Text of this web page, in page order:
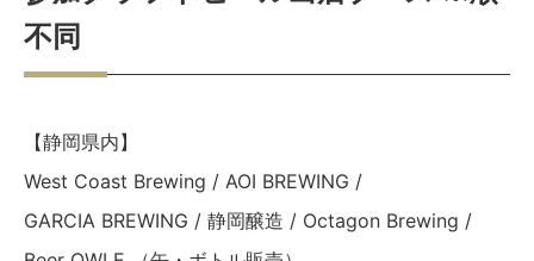
不同
【静岡県内】
West Coast Brewing / AOI BREWING /
GARCIA BREWING / 静岡醸造 / Octagon Brewing /